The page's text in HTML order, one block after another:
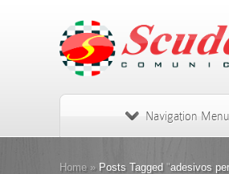
Navigation Menu
Home » Posts Tagged "adesivos